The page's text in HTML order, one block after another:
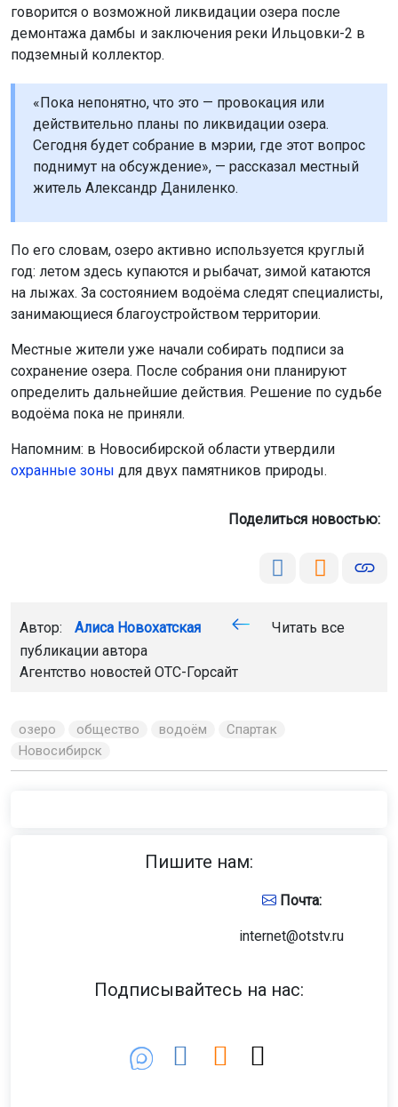
говорится о возможной ликвидации озера после
демонтажа дамбы и заключения реки Ильцовки-2 в
подземный коллектор.
«Пока непонятно, что это — провокация или
действительно планы по ликвидации озера.
Сегодня будет собрание в мэрии, где этот вопрос
поднимут на обсуждение», — рассказал местный
житель Александр Даниленко.
По его словам, озеро активно используется круглый
год: летом здесь купаются и рыбачат, зимой катаются
на лыжах. За состоянием водоёма следят специалисты,
занимающиеся благоустройством территории.
Местные жители уже начали собирать подписи за
сохранение озера. После собрания они планируют
определить дальнейшие действия. Решение по судьбе
водоёма пока не приняли.
Напомним: в Новосибирской области утвердили
охранные зоны для двух памятников природы.
Поделиться новостью:
Автор: Алиса Новохатская
Читать все
публикации автора
Агентство новостей ОТС-Горсайт
озеро общество водоём
Спартак
Новосибирск
Пишите нам:
Почта:
internet@otstv.ru
Подписывайтесь на нас: